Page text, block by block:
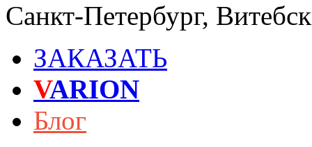
Санкт-Петербург,
ЗАКАЗАТЬ
VARION
Блог